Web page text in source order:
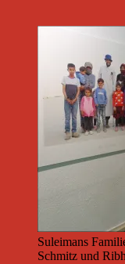
Suleimans
Schmitz und